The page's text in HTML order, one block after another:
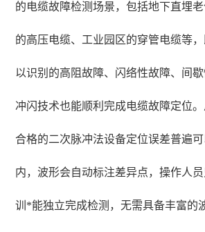
的电缆故障检测场景，包括地下直埋
的高压电缆、工业园区的穿管电缆等
以识别的高阻故障、闪络性故障、间
冲闪技术也能顺利完成电缆故障定位。
合格的二次脉冲法设备定位误差普遍
内，波形会自动标注差异点，操作人
训*能独立完成检测，无需具备丰富的